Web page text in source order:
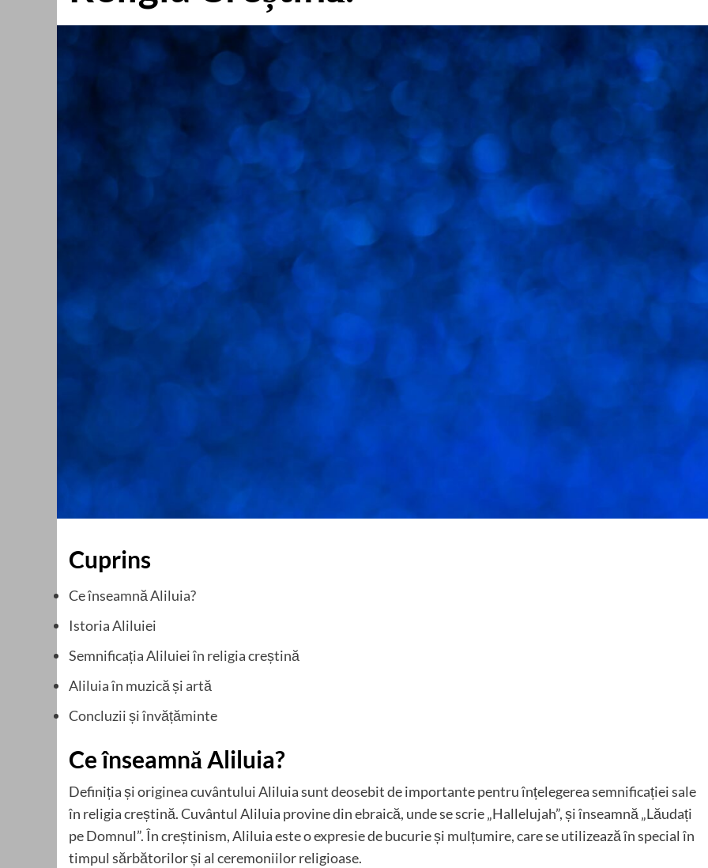
Cuprins
Ce înseamnă Aliluia?
Istoria Aliluiei
Semnificația Aliluiei în religia creștină
Aliluia în muzică și artă
Concluzii și învățăminte
Ce înseamnă Aliluia?
Definiția și originea cuvântului Aliluia sunt deosebit de importante pentru înțelegerea semnificației sale
în religia creștină. Cuvântul Aliluia provine din ebraică, unde se scrie „Hallelujah”, și înseamnă „Lăudați
pe Domnul”. În creștinism, Aliluia este o expresie de bucurie și mulțumire, care se utilizează în special în
timpul sărbătorilor și al ceremoniilor religioase.